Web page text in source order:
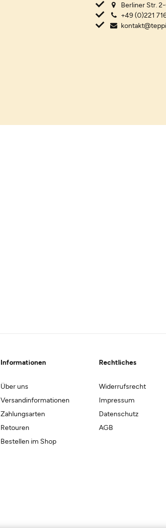
Berliner Str.
+49 (0)221
Informationen
Über uns
Versandinformationen
Zahlungsarten
Retouren
Bestellen im Shop
Rechtliches
Widerrufsrecht
Impressum
Datenschutz
AGB